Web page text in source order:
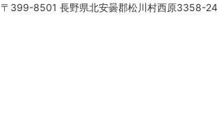
〒399-8501 長野県北安曇郡松川村西原3358-24